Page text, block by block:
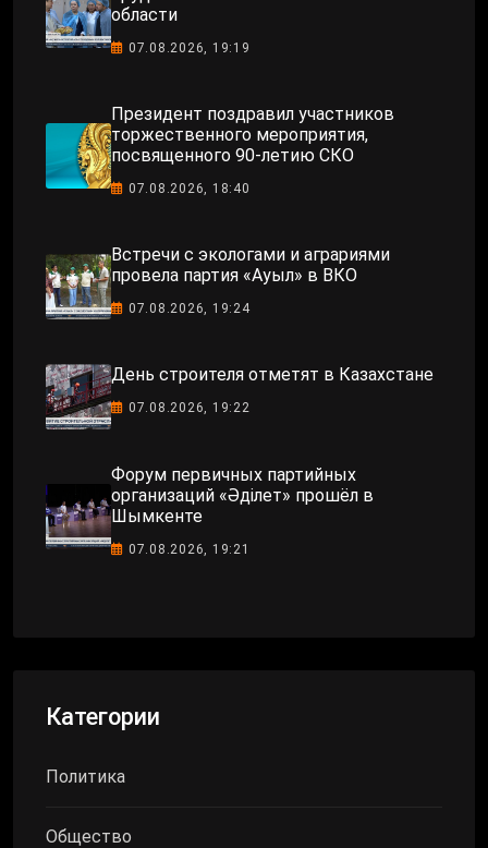
области
07.08.2026, 19:19
Президент поздравил участников
торжественного мероприятия,
посвященного 90-летию СКО
07.08.2026, 18:40
Встречи с экологами и аграриями
провела партия «Ауыл» в ВКО
07.08.2026, 19:24
День строителя отметят в Казахстане
07.08.2026, 19:22
Форум первичных партийных
организаций «Әділет» прошёл в
Шымкенте
07.08.2026, 19:21
Категории
Политика
Общество